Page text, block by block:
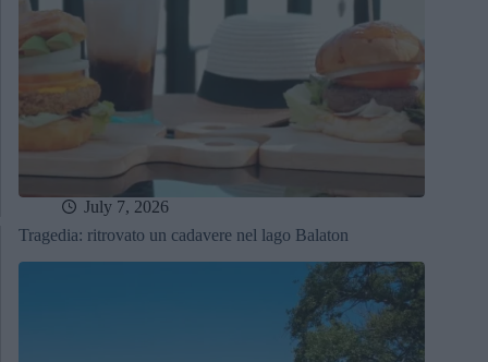
July 7, 2026
Tragedia: ritrovato un cadavere nel lago Balaton